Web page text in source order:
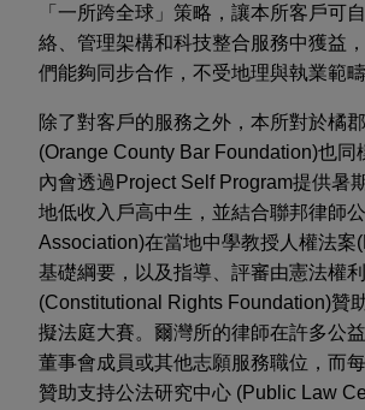
「一所跨全球」策略，讓本所客戶可
絡、管理架構和科技整合服務中獲益
們能夠同步合作，不受地理與執業範疇
除了對客戶的服務之外，本所對於橘
(Orange County Bar Foundation)也同
內會透過Project Self Program提供暑
地低收入戶高中生，並結合聯邦律師
Association)在當地中學教授人權法案
基礎綱要，以及指導、評審由憲法權
(Constitutional Rights Foundation)贊
擬法庭大賽。爾灣所的律師在許多公
董事會成員或其他志願服務職位，而
贊助支持公法研究中心 (Public Law